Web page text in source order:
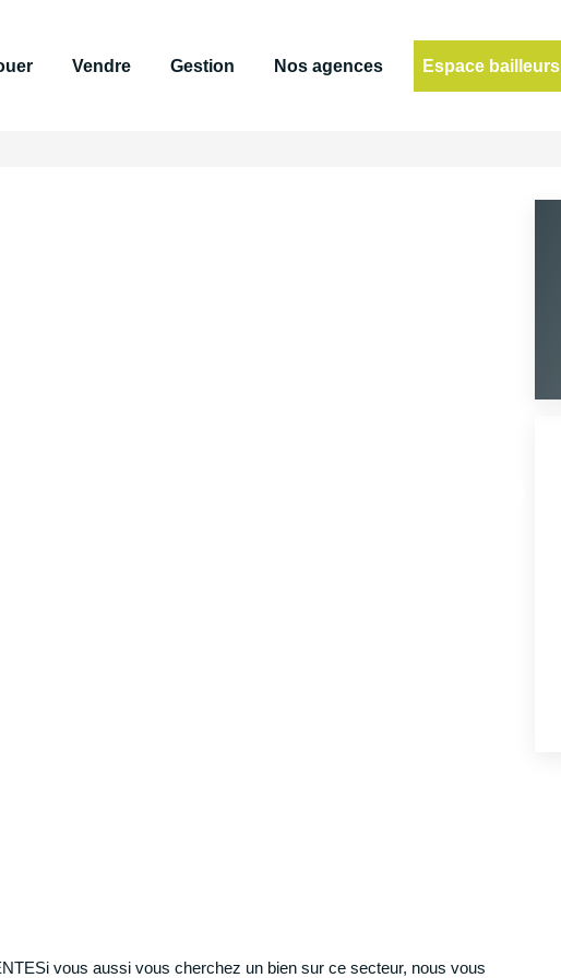
Vendre Gestion Nos agences Espace bailleurs
vous aussi vous cherchez un bien sur ce secteur, nous vous